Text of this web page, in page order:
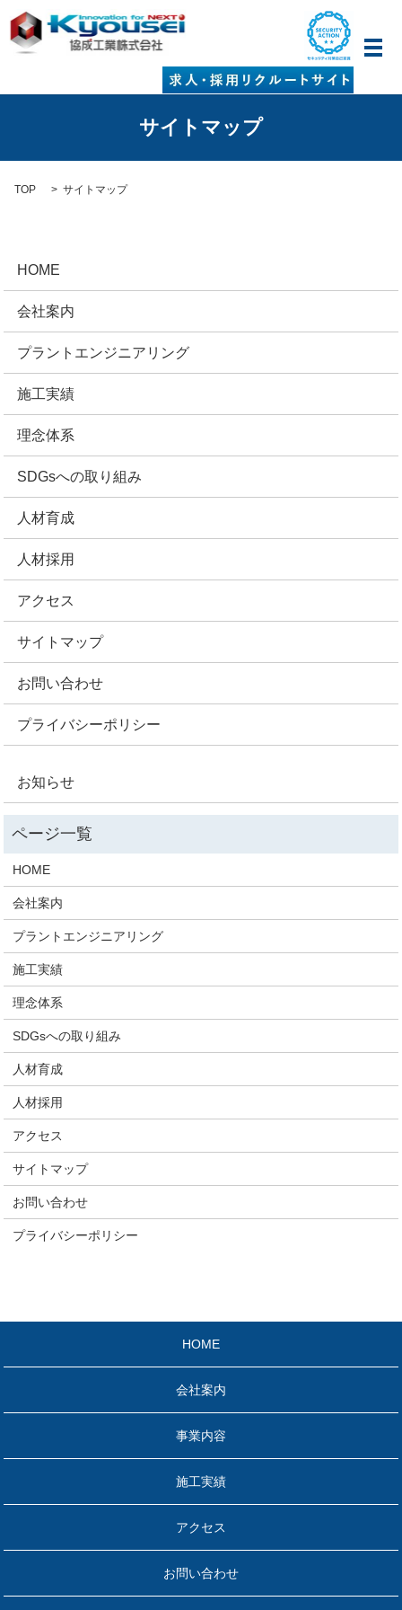
メ
サイトマップ
TOP サイトマップ
HOME
会社案内
プラントエンジニアリング
施工実績
理念体系
SDGsへの取り組み
人材育成
人材採用
アクセス
サイトマップ
お問い合わせ
プライバシーポリシー
お知らせ
HOME
会社案内
プラントエンジニアリング
施工実績
理念体系
SDGsへの取り組み
人材育成
人材採用
アクセス
サイトマップ
お問い合わせ
プライバシーポリシー
HOME
会社案内
事業内容
施工実績
アクセス
お問い合わせ